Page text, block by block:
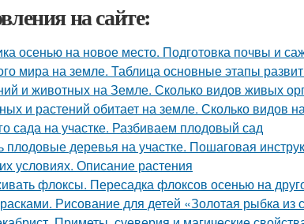
на сайте:
осенью на новое место. Подготовка почвы и
мира на земле. Таблица основные этапы
и животных на Земле. Сколько видов живых
и растений обитает на земле. Сколько видов
сада на участке. Разбиваем плодовый сад
плодовые деревья на участке. Пошаговая
условиях. Описание растения
флоксы. Пересадка флоксов осенью на
Рисование для детей «Золотая рыбка из